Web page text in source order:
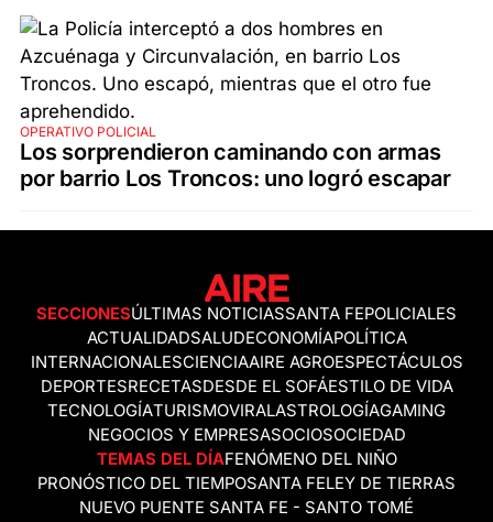
OPERATIVO POLICIAL
Los sorprendieron caminando con armas
por barrio Los Troncos: uno logró escapar
SECCIONESÚLTIMAS NOTICIASSANTA FEPOLICIALES
ACTUALIDADSALUDECONOMÍAPOLÍTICA
INTERNACIONALESCIENCIAAIRE AGROESPECTÁCULOS
DEPORTESRECETASDESDE EL SOFÁESTILO DE VIDA
TECNOLOGÍATURISMOVIRALASTROLOGÍAGAMING
NEGOCIOS Y EMPRESASOCIOSOCIEDAD
TEMAS DEL DÍAFENÓMENO DEL NIÑO
PRONÓSTICO DEL TIEMPOSANTA FELEY DE TIERRAS
NUEVO PUENTE SANTA FE - SANTO TOMÉ